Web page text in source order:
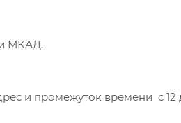
МКАД.
и промежуток времени с 12